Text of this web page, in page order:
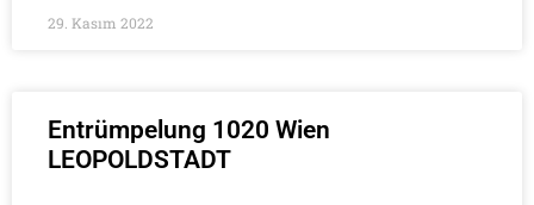
29. Kasım 2022
Entrümpelung 1020 Wien
LEOPOLDSTADT